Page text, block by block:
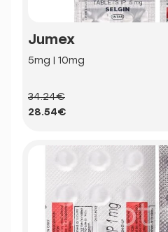
Jumex
5mg | 10mg
34.24€
28.54€